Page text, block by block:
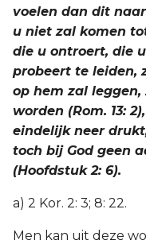
voelen dan dit
u niet zal komen
die u ontroert, die
probeert te leiden,
op hem zal
worden (Rom. 13:
eindelijk neer
toch bij God geen
(Hoofdstuk 2: 6).
a) 2 Kor. 2: 3; 8: 22.
Men kan uit deze